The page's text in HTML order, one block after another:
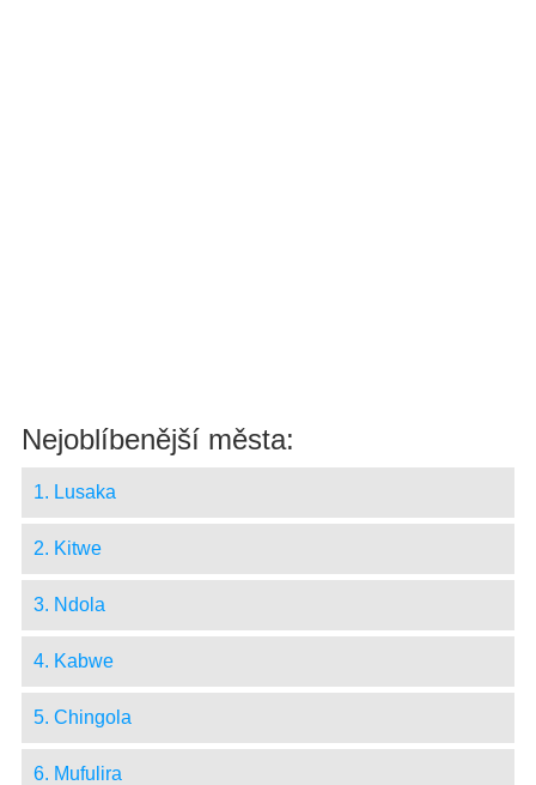
Nejoblíbenější města:
1. Lusaka
2. Kitwe
3. Ndola
4. Kabwe
5. Chingola
6. Mufulira